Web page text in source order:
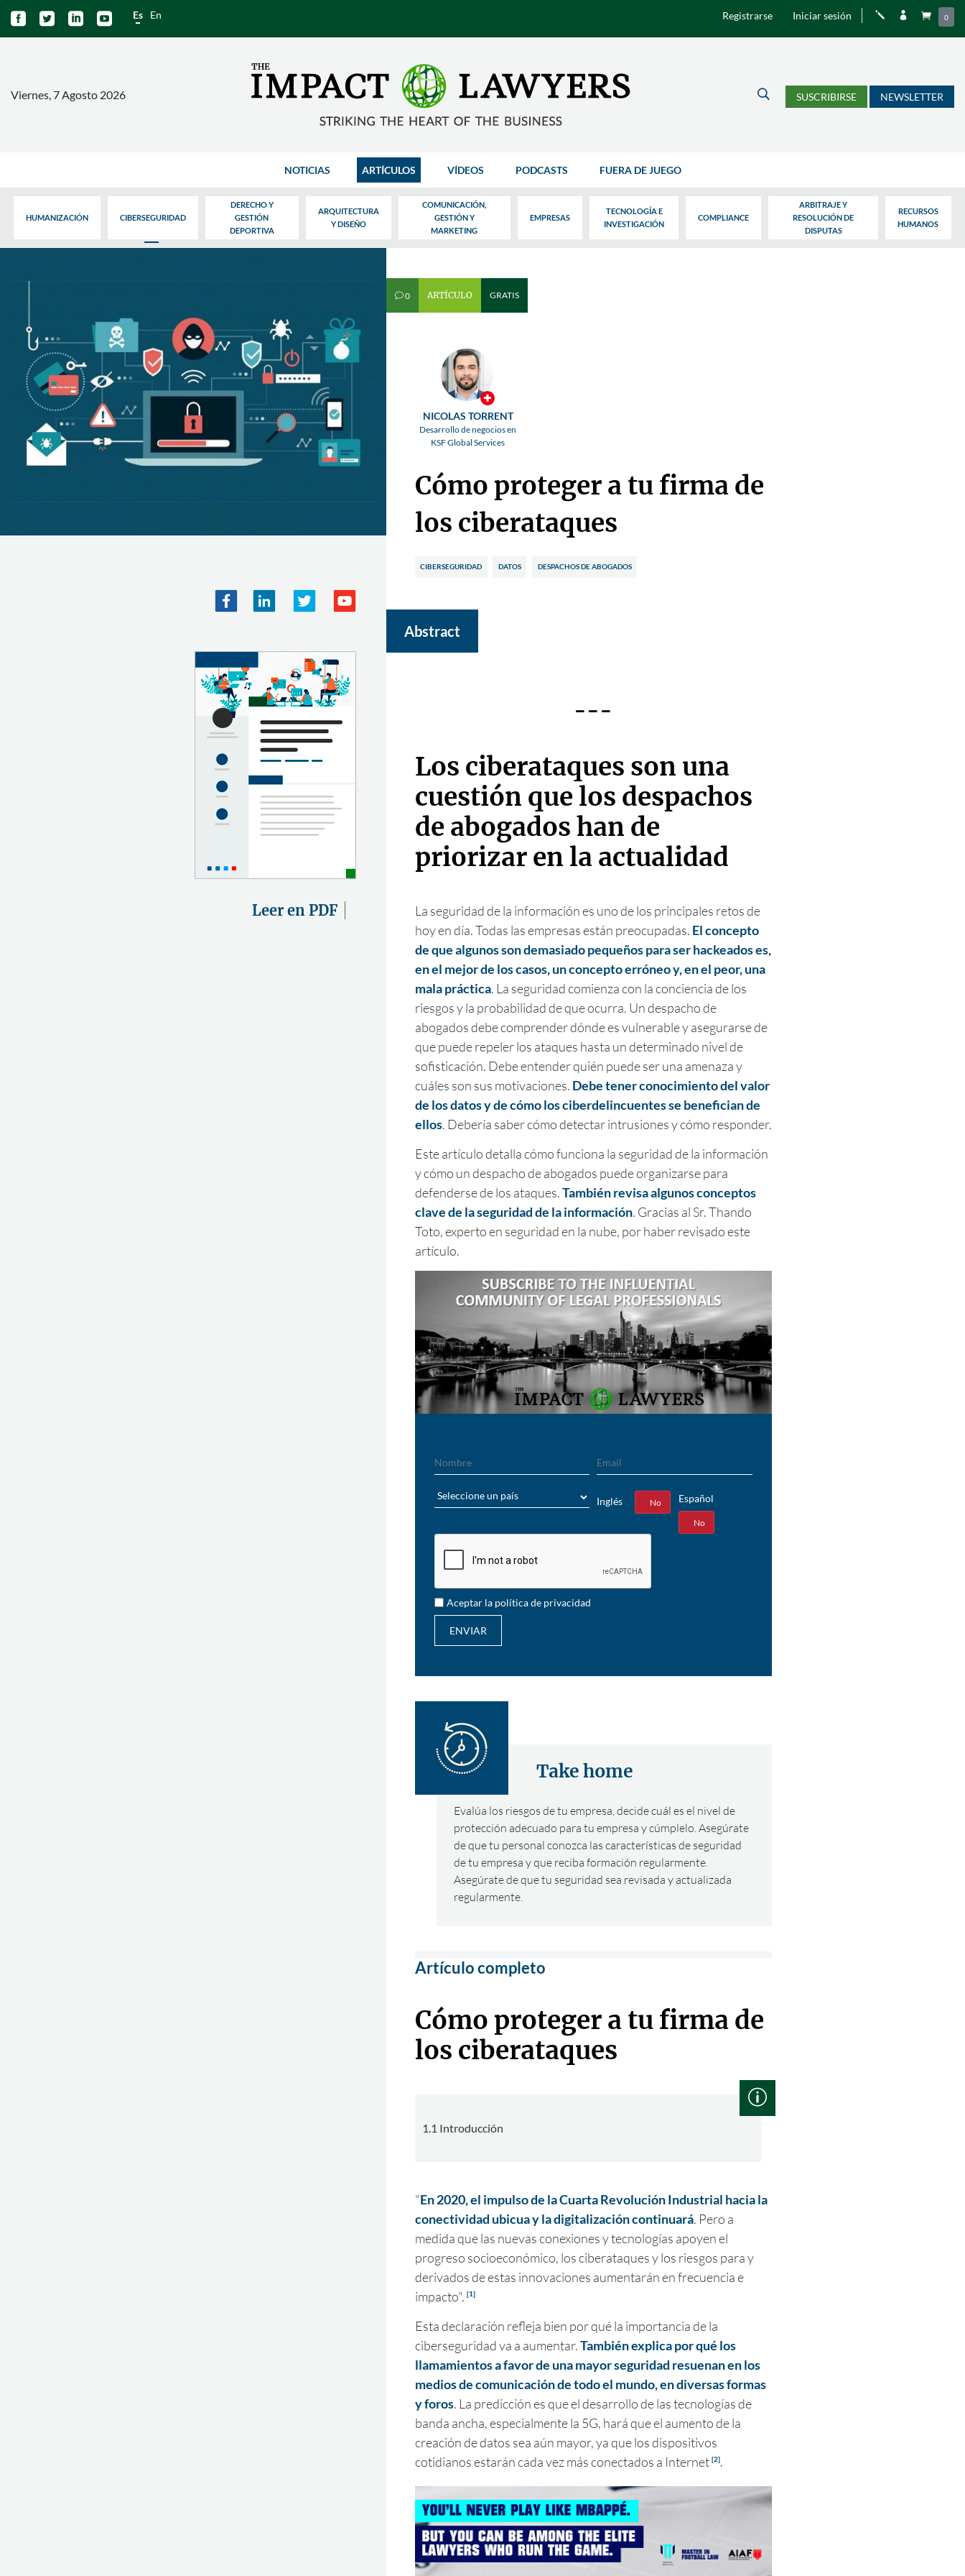
    Es En Registrarse Iniciar sesión j   0
Viernes, 7 Agosto 2026 U SUSCRIBIRSE NEWSLETTER
NOTICIAS ARTÍCULOS VÍDEOS PODCASTS FUERA DE JUEGO
HUMANIZACIÓN CIBERSEGURIDAD
DERECHO Y
GESTIÓN
DEPORTIVA
ARQUITECTURA
Y DISEÑO
COMUNICACIÓN,
GESTIÓN Y
MARKETING
EMPRESAS
TECNOLOGÍA E
INVESTIGACIÓN
COMPLIANCE
ARBITRAJE Y
RESOLUCIÓN DE
DISPUTAS
RECURSOS
HUMANOS
Leer en PDF
v0 ARTÍCULO GRATIS
NICOLAS TORRENT
Desarrollo de negocios en
KSF Global Services
Cómo proteger a tu firma de
los ciberataques
CIBERSEGURIDAD DATOS DESPACHOS DE ABOGADOS
Abstract
---
Los ciberataques son una
cuestión que los despachos
de abogados han de
priorizar en la actualidad
La seguridad de la información es uno de los principales retos de
hoy en día. Todas las empresas están preocupadas. El concepto
de que algunos son demasiado pequeños para ser hackeados es,
en el mejor de los casos, un concepto erróneo y, en el peor, una
mala práctica. La seguridad comienza con la conciencia de los
riesgos y la probabilidad de que ocurra. Un despacho de
abogados debe comprender dónde es vulnerable y asegurarse de
que puede repeler los ataques hasta un determinado nivel de
sofisticación. Debe entender quién puede ser una amenaza y
cuáles son sus motivaciones. Debe tener conocimiento del valor
de los datos y de cómo los ciberdelincuentes se benefician de
ellos. Debería saber cómo detectar intrusiones y cómo responder.
Este artículo detalla cómo funciona la seguridad de la información
y cómo un despacho de abogados puede organizarse para
defenderse de los ataques.También revisa algunos conceptos
clave de la seguridad de la información. Gracias al Sr. Thando
Toto, experto en seguridad en la nube, por haber revisado este
artículo.
Inglés
Sí No Español
No
Aceptar la política de privacidad
ENVIAR
Take home
Evalúa los riesgos de tu empresa, decide cuál es el nivel de
protección adecuado para tu empresa y cúmplelo. Asegúrate
de que tu personal conozca las características de seguridad
de tu empresa y que reciba formación regularmente.
Asegúrate de que tu seguridad sea revisada y actualizada
regularmente.
Artículo completo
Cómo proteger a tu firma de
los ciberataques
1.1 Introducción
"En 2020, el impulso de la Cuarta Revolución Industrial hacia la
conectividad ubicua y la digitalización continuará. Pero a
medida que las nuevas conexiones y tecnologías apoyen el
progreso socioeconómico, los ciberataques y los riesgos para y
derivados de estas innovaciones aumentarán en frecuencia e
impacto". [1]
Esta declaración refleja bien por qué la importancia de la
ciberseguridad va a aumentar.También explica por qué los
llamamientos a favor de una mayor seguridad resuenan en los
medios de comunicación de todo el mundo, en diversas formas
y foros. La predicción es que el desarrollo de las tecnologías de
banda ancha, especialmente la 5G, hará que el aumento de la
creación de datos sea aún mayor, ya que los dispositivos
cotidianos estarán cada vez más conectados a Internet [2].